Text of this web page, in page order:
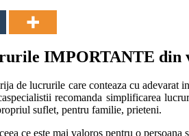
IMPORTANTE din
de lucrurile care conteaza cu
recomanda simplificarea
suflet, pentru familie, prieteni.
ce este mai valoros pentru o